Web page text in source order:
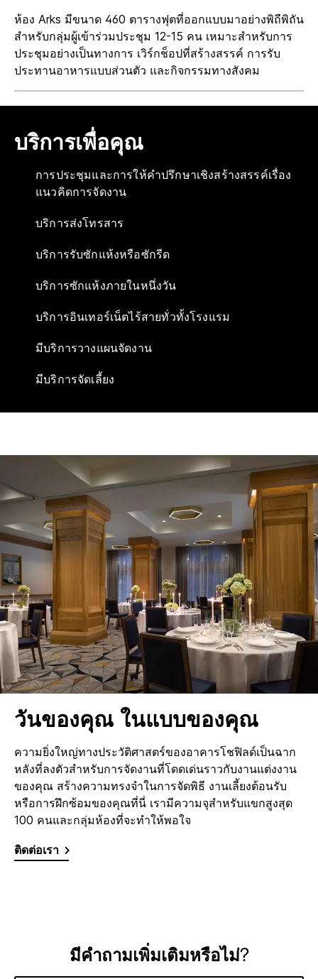
ห้อง Arks มีขนาด 460 ตารางฟุตที่ออกแบบมาอย่างพิถีพิถัน
สำหรับกลุ่มผู้เข้าร่วมประชุม 12-15 คน เหมาะสำหรับการ
ประชุมอย่างเป็นทางการ เวิร์กช็อปที่สร้างสรรค์ การรับ
ประทานอาหารแบบส่วนตัว และกิจกรรมทางสังคม
บริการเพื่อคุณ
การประชุมและการให้คำปรึกษาเชิงสร้างสรรค์เรื่อง
แนวคิดการจัดงาน
บริการส่งโทรสาร
บริการรับซักแห้งหรือซักรีด
บริการซักแห้งภายในหนึ่งวัน
บริการอินเทอร์เน็ตไร้สายทั่วทั้งโรงแรม
มีบริการวางแผนจัดงาน
มีบริการจัดเลี้ยง
วันของคุณ ในแบบของคุณ
ความยิ่งใหญ่ทางประวัติศาสตร์ของอาคารโชฟิลด์เป็นฉาก
หลังที่ลงตัวสำหรับการจัดงานที่โดดเด่นราวกับงานแต่งงาน
ของคุณ สร้างความทรงจำในการจัดพิธี งานเลี้ยงต้อนรับ
หรือการฝึกซ้อมของคุณที่นี่ เรามีความจุสำหรับแขกสูงสุด
100 คนและกลุ่มห้องที่จะทำให้พอใจ
ติดต่อเรา
มีคำถามเพิ่มเติมหรือไม่?